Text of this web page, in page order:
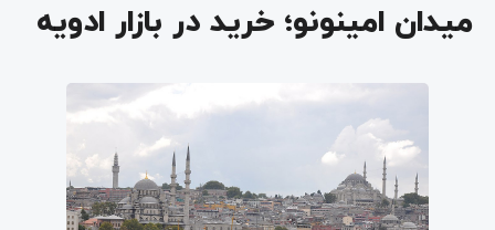
میدان امینونو؛ خرید در بازار ادویه